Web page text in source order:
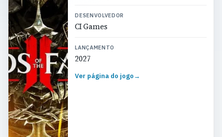
DESENVOLVEDOR
CI Games
LANÇAMENTO
2027
Ver página do jogo→